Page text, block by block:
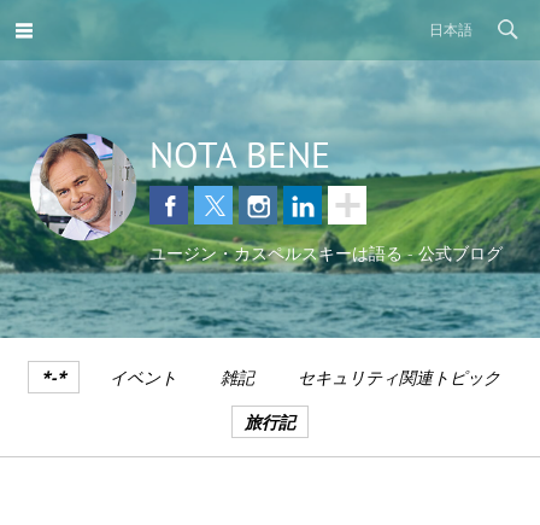
日本語
NOTA BENE
ユージン・カスペルスキーは語る - 公式ブログ
*-* イベント 雑記
セキュリティ関連トピック
旅行記